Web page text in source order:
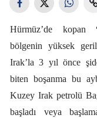
Hürmüz’de kopan
bölgenin yüksek
Irak’la 3 yıl önce
biten boşanma bu
Kuzey Irak petrolü
başladı veya